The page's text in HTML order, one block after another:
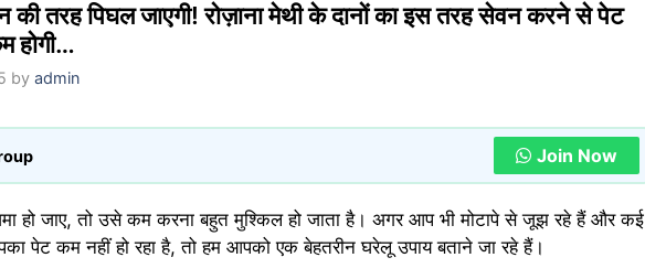
की तरह पिघल जाएगी! रोज़ाना मेथी के दानों का इस तरह सेवन करने से पेट
होगी…
by admin
Join Now
हो जाए, तो उसे कम करना बहुत मुश्किल हो जाता है। अगर आप भी मोटापे से जूझ रहे हैं और कई
पेट कम नहीं हो रहा है, तो हम आपको एक बेहतरीन घरेलू उपाय बताने जा रहे हैं।